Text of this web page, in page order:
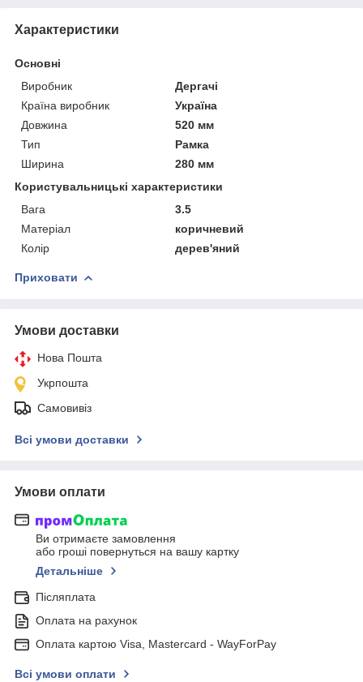
Характеристики
Основні
Виробник
Дергачі
Країна виробник
Україна
Довжина
520 мм
Тип
Рамка
Ширина
280 мм
Користувальницькі характеристики
Вага
3.5
Матеріал
коричневий
Колір
дерев'яний
Приховати
Умови доставки
Нова Пошта
Укрпошта
Самовивіз
Всі умови доставки
Умови оплати
Ви отримаєте замовлення
або гроші повернуться на вашу картку
Детальніше
Післяплата
Оплата на рахунок
Оплата картою Visa, Mastercard - WayForPay
Всі умови оплати